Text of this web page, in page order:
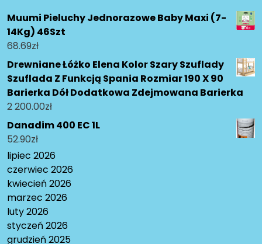
Muumi Pieluchy Jednorazowe Baby Maxi (7-
14Kg) 46Szt
68.69zł
Drewniane Łóżko Elena Kolor Szary Szuflady
Szuflada Z Funkcją Spania Rozmiar 190 X 90
Barierka Dół Dodatkowa Zdejmowana Barierka
2 200.00zł
Danadim 400 EC 1L
52.90zł
lipiec 2026
czerwiec 2026
kwiecień 2026
marzec 2026
luty 2026
styczeń 2026
grudzień 2025